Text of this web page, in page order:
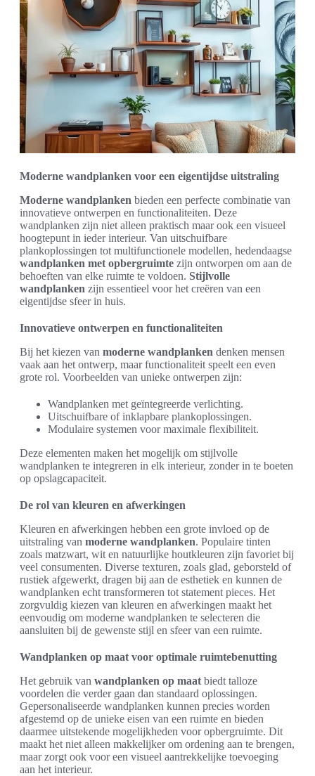
Moderne wandplanken voor een eigentijdse uitstraling
Moderne wandplanken bieden een perfecte combinatie van
innovatieve ontwerpen en functionaliteiten. Deze
wandplanken zijn niet alleen praktisch maar ook een visueel
hoogtepunt in ieder interieur. Van uitschuifbare
plankoplossingen tot multifunctionele modellen, hedendaagse
wandplanken met opbergruimte zijn ontworpen om aan de
behoeften van elke ruimte te voldoen. Stijlvolle
wandplanken zijn essentieel voor het creëren van een
eigentijdse sfeer in huis.
Innovatieve ontwerpen en functionaliteiten
Bij het kiezen van moderne wandplanken denken mensen
vaak aan het ontwerp, maar functionaliteit speelt een even
grote rol. Voorbeelden van unieke ontwerpen zijn:
Wandplanken met geïntegreerde verlichting.
Uitschuifbare of inklapbare plankoplossingen.
Modulaire systemen voor maximale flexibiliteit.
Deze elementen maken het mogelijk om stijlvolle
wandplanken te integreren in elk interieur, zonder in te boeten
op opslagcapaciteit.
De rol van kleuren en afwerkingen
Kleuren en afwerkingen hebben een grote invloed op de
uitstraling van moderne wandplanken. Populaire tinten
zoals matzwart, wit en natuurlijke houtkleuren zijn favoriet bij
veel consumenten. Diverse texturen, zoals glad, geborsteld of
rustiek afgewerkt, dragen bij aan de esthetiek en kunnen de
wandplanken echt transformeren tot statement pieces. Het
zorgvuldig kiezen van kleuren en afwerkingen maakt het
eenvoudig om moderne wandplanken te selecteren die
aansluiten bij de gewenste stijl en sfeer van een ruimte.
Wandplanken op maat voor optimale ruimtebenutting
Het gebruik van wandplanken op maat biedt talloze
voordelen die verder gaan dan standaard oplossingen.
Gepersonaliseerde wandplanken kunnen precies worden
afgestemd op de unieke eisen van een ruimte en bieden
daarmee uitstekende mogelijkheden voor opbergruimte. Dit
maakt het niet alleen makkelijker om ordening aan te brengen,
maar zorgt ook voor een visueel aantrekkelijke toevoeging
aan het interieur.